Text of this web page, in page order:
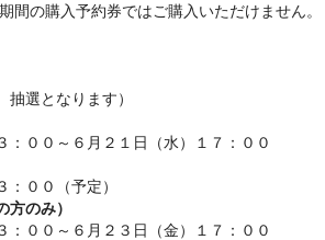
の購入予約券ではご購入いただけません。
選となります）
００～６月２１日（水）１７：００
００（予定）
のみ）
００～６月２３日（金）１７：００